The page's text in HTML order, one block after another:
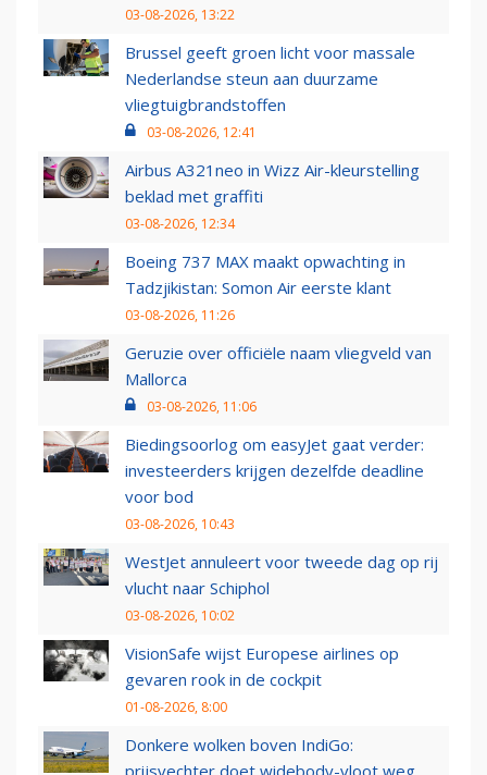
03-08-2026, 13:22
Brussel geeft groen licht voor massale
Nederlandse steun aan duurzame
vliegtuigbrandstoffen
03-08-2026, 12:41
Airbus A321neo in Wizz Air-kleurstelling
beklad met graffiti
03-08-2026, 12:34
Boeing 737 MAX maakt opwachting in
Tadzjikistan: Somon Air eerste klant
03-08-2026, 11:26
Geruzie over officiële naam vliegveld van
Mallorca
03-08-2026, 11:06
Biedingsoorlog om easyJet gaat verder:
investeerders krijgen dezelfde deadline
voor bod
03-08-2026, 10:43
WestJet annuleert voor tweede dag op rij
vlucht naar Schiphol
03-08-2026, 10:02
VisionSafe wijst Europese airlines op
gevaren rook in de cockpit
01-08-2026, 8:00
Donkere wolken boven IndiGo: